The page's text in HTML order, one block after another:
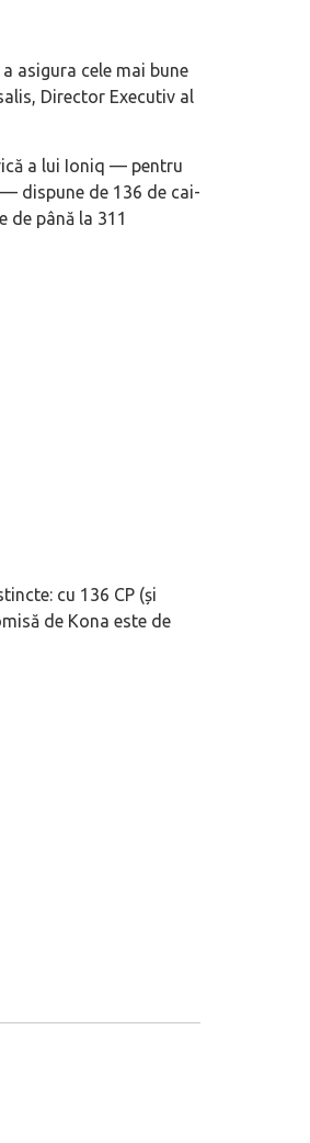
asigura cele mai bune
Director Executiv al
a lui Ioniq — pentru
dispune de 136 de cai-
de până la 311
cu 136 CP (și
de Kona este de
Prima sportivă cu motor central a